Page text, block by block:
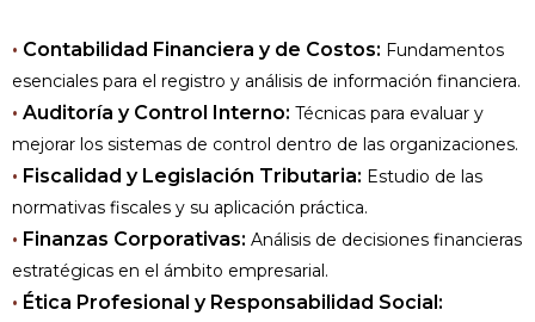
• Contabilidad Financiera y de Costos: Fundamentos
esenciales para el registro y análisis de información financiera.
• Auditoría y Control Interno: Técnicas para evaluar y
mejorar los sistemas de control dentro de las organizaciones.
• Fiscalidad y Legislación Tributaria: Estudio de las
normativas fiscales y su aplicación práctica.
• Finanzas Corporativas: Análisis de decisiones financieras
estratégicas en el ámbito empresarial.
• Ética Profesional y Responsabilidad Social: